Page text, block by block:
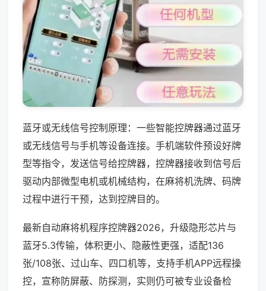
蓝牙或无线信号控制原理：一些智能控牌器通过蓝牙
或无线信号与手机等设备连接。手机端软件预设好牌
型等指令，发送信号给控牌器，控牌器接收到信号后
驱动内部微型电机或机械结构，在麻将机洗牌、码牌
过程中进行干预，达到控牌目的。
最新自动麻将机程序控牌器2026，升级隐形芯片与
蓝牙5.3传输，体积更小、隐蔽性更强，适配136
张/108张、过山车、四口机等，支持手机APP远程操
控，宣称防屏蔽、防探测，实则仍可被专业设备检